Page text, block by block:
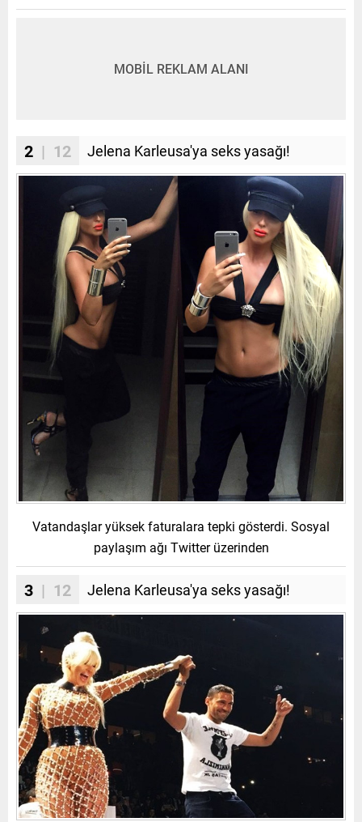
MOBİL REKLAM ALANI
2 | 12 Jelena Karleusa'ya seks yasağı!
Vatandaşlar yüksek faturalara tepki gösterdi. Sosyal
paylaşım ağı Twitter üzerinden
3 | 12 Jelena Karleusa'ya seks yasağı!